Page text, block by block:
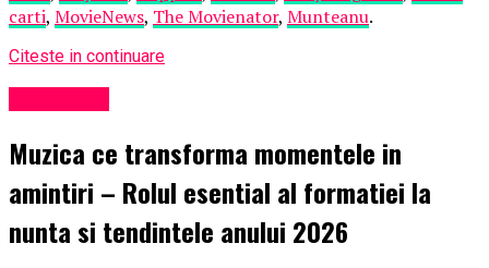
carti, MovieNews, The Movienator, Munteanu.
Citeste in continuare
Muzica ce transforma momentele in
amintiri – Rolul esential al formatiei la
nunta si tendintele anului 2026